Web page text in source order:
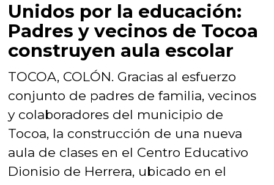
Unidos por la educación:
Padres y vecinos de Tocoa
construyen aula escolar
TOCOA, COLÓN. Gracias al esfuerzo
conjunto de padres de familia, vecinos
y colaboradores del municipio de
Tocoa, la construcción de una nueva
aula de clases en el Centro Educativo
Dionisio de Herrera, ubicado en el